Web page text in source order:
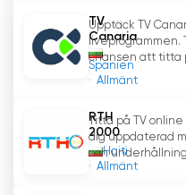
BNT 2 är en kanal
mångsidiga
smak och intressen
fortsätter att locka
sina intressanta och
BNT 2 Se
TV
Canaria
Spanien
Allmänt
Upptäck TV
liveprogrammen.
chansen att titta
RTH
2000
Haiti
Allmänt
Titta på TV online
dig uppdaterad
och